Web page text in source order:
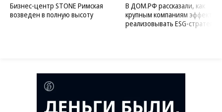
Бизнес-центр STONE Римская
возведен в полную высоту
В ДОМ.РФ рассказали, как
крупным компаниям
реализовывать ESG-стратегию